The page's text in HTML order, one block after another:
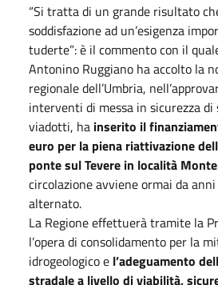
“Si tratta di un grande risultato
soddisfazione ad un’esigenza
tuderte”: è il commento con il
Antonino Ruggiano ha accolto la
regionale dell’Umbria,
interventi di messa in sicurezza
viadotti, ha inserito il
euro per la piena riattivazione
ponte sul Tevere in località
circolazione avviene ormai da
alternato.
La Regione effettuerà tramite la
l’opera di consolidamento per la
idrogeologico e l’adeguamento
stradale a livello di viabilità,